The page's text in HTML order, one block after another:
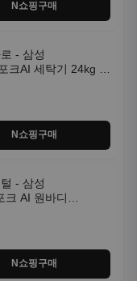
N쇼핑구매
- 삼성
크AI 세탁기 24kg 건
N쇼핑구매
- 삼성
크 AI 원바디
등급
N쇼핑구매